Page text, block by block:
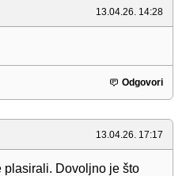
13.04.26. 14:28
Odgovori
13.04.26. 17:17
plasirali. Dovoljno je što